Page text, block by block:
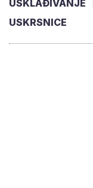
USKLAĐIVANJE
USKRSNICE